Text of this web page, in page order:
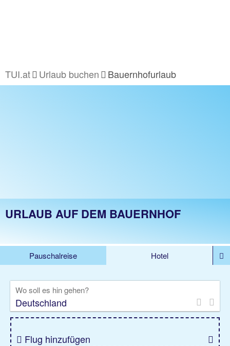
TUI.at Urlaub buchen Bauernhofurlaub
URLAUB AUF DEM BAUERNHOF
Pauschalreise
Hotel
Rundreise
Kreuzfahrt
Gruppenreise
Camper Privattransfer
Wo soll es hin gehen?
Flug hinzufügen